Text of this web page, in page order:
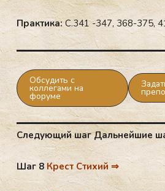
Практика:С.341 -347, 368-375,
Обсудить с
коллегами на
форуме
Следующий шаг Дальнейшие
Шаг 8Крест Стихий ⇒